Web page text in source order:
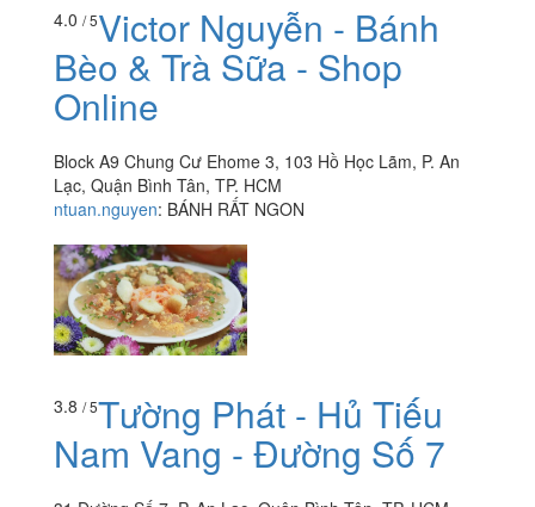
4.0 / 5Victor Nguyễn - Bánh
Bèo & Trà Sữa - Shop
Online
Block A9 Chung Cư Ehome 3, 103 Hồ Học Lãm, P. An
Lạc, Quận Bình Tân, TP. HCM
ntuan.nguyen: BÁNH RẤT NGON
3.8 / 5Tường Phát - Hủ Tiếu
Nam Vang - Đường Số 7